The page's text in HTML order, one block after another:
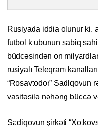
Rusiyada iddia olunur ki,
futbol klubunun sabiq
büdcəsindən on
rusiyalı Teleqram
“Rosavtodor” Sadiqovun
vasitəsilə nəhəng büdcə
Sadiqovun şirkəti